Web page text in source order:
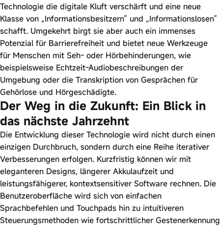
Technologie die digitale Kluft verschärft und eine neue
Klasse von „Informationsbesitzern“ und „Informationslosen“
schafft. Umgekehrt birgt sie aber auch ein immenses
Potenzial für Barrierefreiheit und bietet neue Werkzeuge
für Menschen mit Seh- oder Hörbehinderungen, wie
beispielsweise Echtzeit-Audiobeschreibungen der
Umgebung oder die Transkription von Gesprächen für
Gehörlose und Hörgeschädigte.
Der Weg in die Zukunft: Ein Blick in
das nächste Jahrzehnt
Die Entwicklung dieser Technologie wird nicht durch einen
einzigen Durchbruch, sondern durch eine Reihe iterativer
Verbesserungen erfolgen. Kurzfristig können wir mit
eleganteren Designs, längerer Akkulaufzeit und
leistungsfähigerer, kontextsensitiver Software rechnen. Die
Benutzeroberfläche wird sich von einfachen
Sprachbefehlen und Touchpads hin zu intuitiveren
Steuerungsmethoden wie fortschrittlicher Gestenerkennung